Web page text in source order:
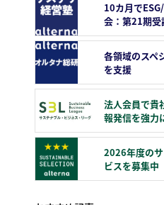
10カ月で
会：第21期受
各領域のスペ
を支援
法人会員で貴
報発信を強力
2026年度の
ビスを募集中